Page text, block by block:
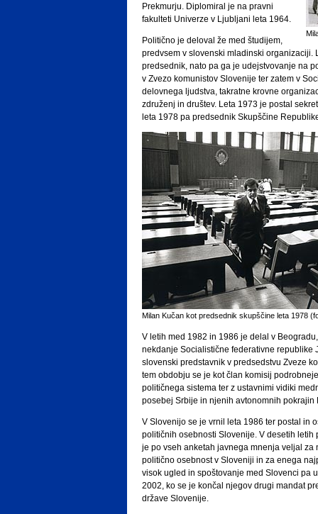
Prekmurju. Diplomiral je na pravni
fakulteti Univerze v Ljubljani leta 1964.
Politično je deloval že med študijem,
predvsem v slovenski mladinski organizaciji.
predsednik, nato pa ga je udejstvovanje na
v Zvezo komunistov Slovenije ter zatem v
delovnega ljudstva, takratne krovne
združenj in društev. Leta 1973 je postal
leta 1978 pa predsednik Skupščine
Milan Kučan kot predsednik skupščine leta 1978
V letih med 1982 in 1986 je delal v
nekdanje Socialistične federativne republike
slovenski predstavnik v predsedstvu Zveze
tem obdobju se je kot član komisij
političnega sistema ter z ustavnimi vidiki
posebej Srbije in njenih avtonomnih pokrajin
V Slovenijo se je vrnil leta 1986 ter postal in
političnih osebnosti Slovenije. V desetih letih
je po vseh anketah javnega mnenja veljal za
politično osebnost v Sloveniji in za enega
visok ugled in spoštovanje med Slovenci pa
2002, ko se je končal njegov drugi mandat
države Slovenije.